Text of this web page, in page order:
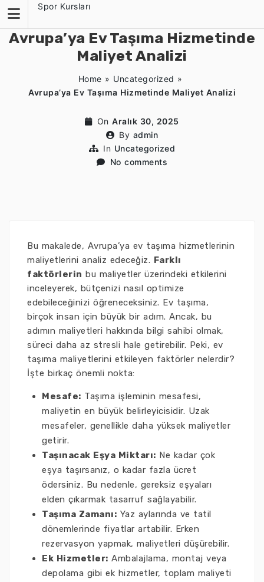
content
Spor Kursları
Avrupa’ya Ev Taşıma Hizmetinde
Maliyet Analizi
Home » Uncategorized »
Avrupa’ya Ev Taşıma Hizmetinde Maliyet Analizi
On Aralık 30, 2025
By admin
In Uncategorized
No comments
Bu makalede, Avrupa’ya ev taşıma hizmetlerinin
maliyetlerini analiz edeceğiz. Farklı
faktörlerin bu maliyetler üzerindeki etkilerini
inceleyerek, bütçenizi nasıl optimize
edebileceğinizi öğreneceksiniz. Ev taşıma,
birçok insan için büyük bir adım. Ancak, bu
adımın maliyetleri hakkında bilgi sahibi olmak,
süreci daha az stresli hale getirebilir. Peki, ev
taşıma maliyetlerini etkileyen faktörler nelerdir?
İşte birkaç önemli nokta:
Mesafe: Taşıma işleminin mesafesi,
maliyetin en büyük belirleyicisidir. Uzak
mesafeler, genellikle daha yüksek maliyetler
getirir.
Taşınacak Eşya Miktarı: Ne kadar çok
eşya taşırsanız, o kadar fazla ücret
ödersiniz. Bu nedenle, gereksiz eşyaları
elden çıkarmak tasarruf sağlayabilir.
Taşıma Zamanı: Yaz aylarında ve tatil
dönemlerinde fiyatlar artabilir. Erken
rezervasyon yapmak, maliyetleri düşürebilir.
Ek Hizmetler: Ambalajlama, montaj veya
depolama gibi ek hizmetler, toplam maliyeti